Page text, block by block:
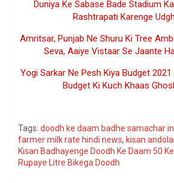
Duniya Ke Sabase Bade Stadium
Rashtrapati Karenge
Amritsar, Punjab Ne Shuru Ki Tree
Seva, Aaiye Vistaar Se Jaante
Yogi Sarkar Ne Pesh Kiya Budget
Budget Ki Kuch Khaas
Tags: doodh ke daam badhe samachar
farmer milk rate hindi news, kisan
Kisan Badhayenge Doodh Ke Daam 50
Rupaye Litre Bikega Doodh